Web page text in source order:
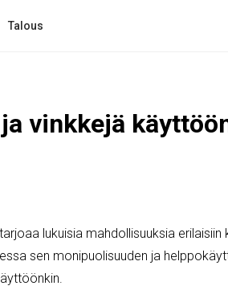
Talous
vinkkejä
lukuisia mahdollisuuksia
sen monipuolisuuden ja